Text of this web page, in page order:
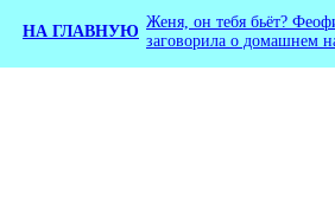
НА ГЛАВНУЮ
Женя, он тебя бьёт?
заговорила о домашнем